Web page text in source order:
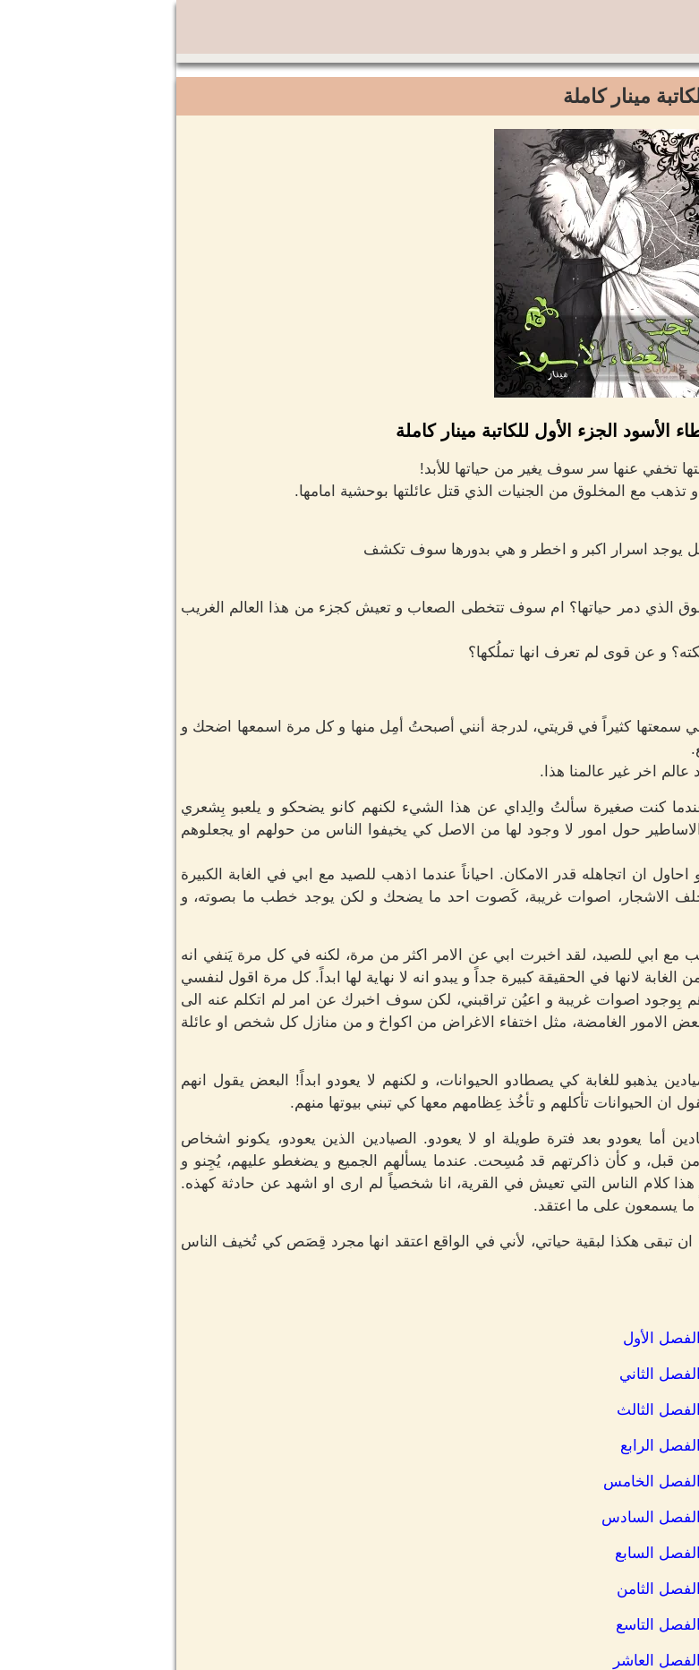
مينار كاملة
الأسود الجزء الأول للكاتبة مينار كاملة
تخفي عنها سر سوف يغير من حياتها للأبد!
مع المخلوق من الجنيات الذي قتل عائلتها بوحشية امامها.
يوجد اسرار اكبر و اخطر و هي بدورها سوف تكشف
الذي دمر حياتها؟ ام سوف تتخطى الصعاب و تعيش كجزء من هذا العالم الغريب
و عن قوى لم تعرف انها تملُكها؟
سمعتها كثيراً في قريتي، لدرجة أنني أصبحتُ أمِل منها و كل مرة اسمعها اضحك و
اخر غير عالمنا هذا.
كنت صغيرة سألتُ والِداي عن هذا الشيء لكنهم كانو يضحكو و يلعبو بِشعري
حول امور لا وجود لها من الاصل كي يخيفوا الناس من حولهم او يجعلوهم
ان اتجاهله قدر الامكان. احياناً عندما اذهب للصيد مع ابي في الغابة الكبيرة
الاشجار، اصوات غريبة، كَصوت احد ما يضحك و لكن يوجد خطب ما بصوته، و
مع ابي للصيد، لقد اخبرت ابي عن الامر اكثر من مرة، لكنه في كل مرة يَنفي انه
لانها في الحقيقة كبيرة جداً و يبدو انه لا نهاية لها ابداً. كل مرة اقول لنفسي
بِوجود اصوات غريبة و اعيُن تراقبني، لكن سوف اخبرك عن امر لم اتكلم عنه الى
بعض الامور الغامضة، مثل اختفاء الاغراض من اكواخ و من منازل كل شخص او عائلة
يذهبو للغابة كي يصطادو الحيوانات، و لكنهم لا يعودو ابداً! البعض يقول انهم
ان الحيوانات تأكلهم و تأخُذ عِظامهم معها كي تبني بيوتها منهم.
أما يعودو بعد فترة طويلة او لا يعودو. الصيادين الذين يعودو، يكونو اشخاص
قبل، و كأن ذاكرتهم قد مُسِحت. عندما يسألهم الجميع و يضغطو عليهم، يُجِنو و
كلام الناس التي تعيش في القرية، انا شخصياً لم ارى او اشهد عن حادثة كهذه.
يسمعون على ما اعتقد.
ان تبقى هكذا لبقية حياتي، لأني في الواقع اعتقد انها مجرد قِصَص كي تُخيف الناس
الأول
الثاني
الثالث
الرابع
الفصل الخامس
الفصل السادس
السابع
الثامن
التاسع
العاشر